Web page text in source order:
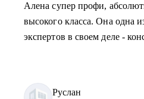
Алена супер профи,
высокого класса. Она одна
экспертов в своем деле -
Руслан